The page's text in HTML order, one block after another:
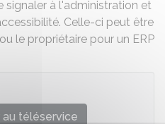
signaler à l'administration et
Celle-ci peut être
le propriétaire pour un ERP
téléservice